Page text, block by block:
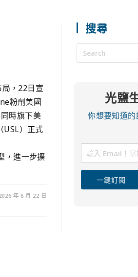
，22日宣
粉劑美國
時旗下美
）正式
，進一步擴
年 6 月 22 日
搜尋
光鹽
你想要知道
一鍵訂閱